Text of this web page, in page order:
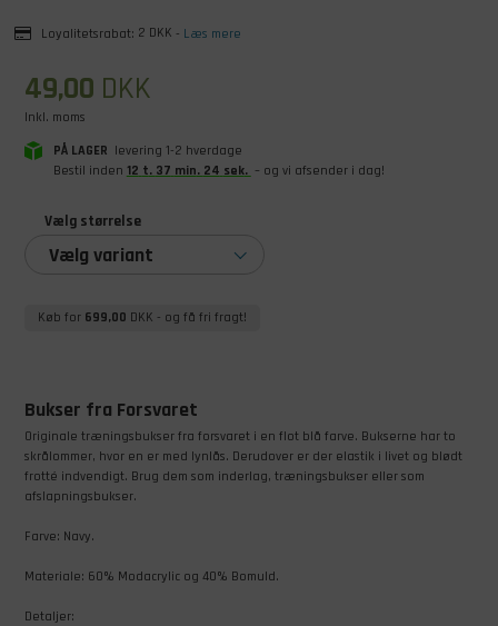
Loyalitetsrabat: 2 DKK - Læs mere
49,00 DKK
Inkl. moms
PÅ LAGER levering 1-2 hverdage
Bestil inden 12 t. 37 min. 24 sek. – og vi afsender i dag!
Vælg størrelse
Vælg variant
Køb for 699,00 DKK - og få fri fragt!
Bukser fra Forsvaret
Originale træningsbukser fra forsvaret i en flot blå farve. Bukserne har to
skrålommer, hvor en er med lynlås. Derudover er der elastik i livet og blødt
frotté indvendigt. Brug dem som inderlag, træningsbukser eller som
afslapningsbukser.
Farve: Navy.
Materiale: 60% Modacrylic og 40% Bomuld.
Detaljer: